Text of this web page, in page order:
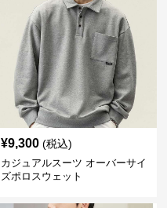
¥9,300 (税込)
カジュアルスーツ オーバーサイ
ズポロスウェット